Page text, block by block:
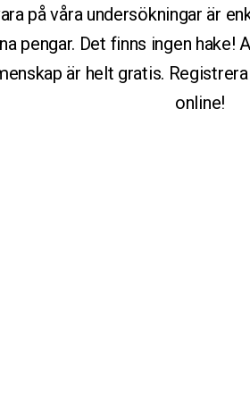
på våra undersökningar är
pengar. Det finns ingen hake!
är helt gratis.
online!